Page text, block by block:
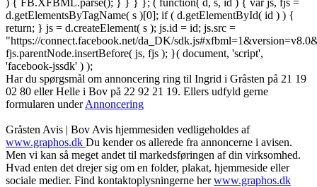
) { FB.XFBML.parse(); } } } }; ( function( d, s, id ) { var js, fjs =
d.getElementsByTagName( s )[0]; if ( d.getElementById( id ) ) {
return; } js = d.createElement( s ); js.id = id; js.src =
"https://connect.facebook.net/da_DK/
fjs.parentNode.insertBefore( js, fjs ); }( document, 'script',
'facebook-jssdk' ) );
Har du spørgsmål om annoncering ring til Ingrid i Gråsten på 21 19
02 80 ‬eller Helle i Bov på 22 92 21 19‬. Ellers udfyld gerne
formularen underAnnoncering
Gråsten Avis | Bov Avis hjemmesiden vedligeholdes af
www.graphos.dk Du kender os allerede fra annoncerne i avisen.
Men vi kan så meget andet til markedsføringen af din virksomhed.
Hvad enten det drejer sig om en folder, plakat, hjemmeside eller
sociale medier. Find kontaktoplysningerne herwww.graphos.dk